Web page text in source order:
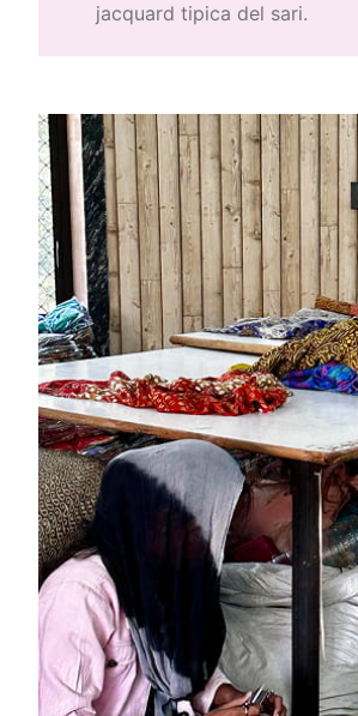
jacquard tipica del sari.